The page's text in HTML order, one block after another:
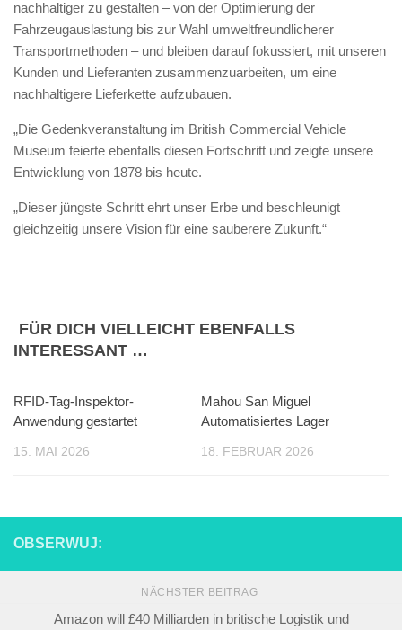
nachhaltiger zu gestalten – von der Optimierung der
Fahrzeugauslastung bis zur Wahl umweltfreundlicherer
Transportmethoden – und bleiben darauf fokussiert, mit unseren
Kunden und Lieferanten zusammenzuarbeiten, um eine
nachhaltigere Lieferkette aufzubauen.
„Die Gedenkveranstaltung im British Commercial Vehicle
Museum feierte ebenfalls diesen Fortschritt und zeigte unsere
Entwicklung von 1878 bis heute.
„Dieser jüngste Schritt ehrt unser Erbe und beschleunigt
gleichzeitig unsere Vision für eine sauberere Zukunft.“
FÜR DICH VIELLEICHT EBENFALLS
INTERESSANT …
RFID-Tag-Inspektor-
Anwendung gestartet
15. MAI 2026
Mahou San Miguel
Automatisiertes Lager
18. FEBRUAR 2026
OBSERWUJ:
NÄCHSTER BEITRAG
Amazon will £40 Milliarden in britische Logistik und